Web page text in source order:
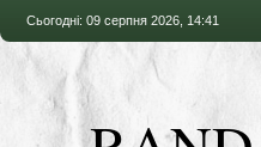
Сьогодні: 09 серпня 2026, 14:41